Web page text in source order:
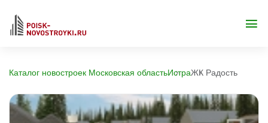
Каталог новостроек Московская областьИстраЖК Радость